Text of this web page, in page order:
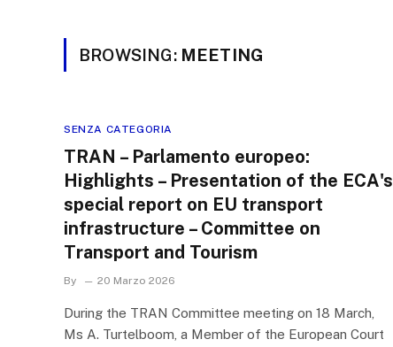
BROWSING: MEETING
SENZA CATEGORIA
TRAN – Parlamento europeo:
Highlights – Presentation of the ECA's
special report on EU transport
infrastructure – Committee on
Transport and Tourism
By 20 Marzo 2026
During the TRAN Committee meeting on 18 March,
Ms A. Turtelboom, a Member of the European Court